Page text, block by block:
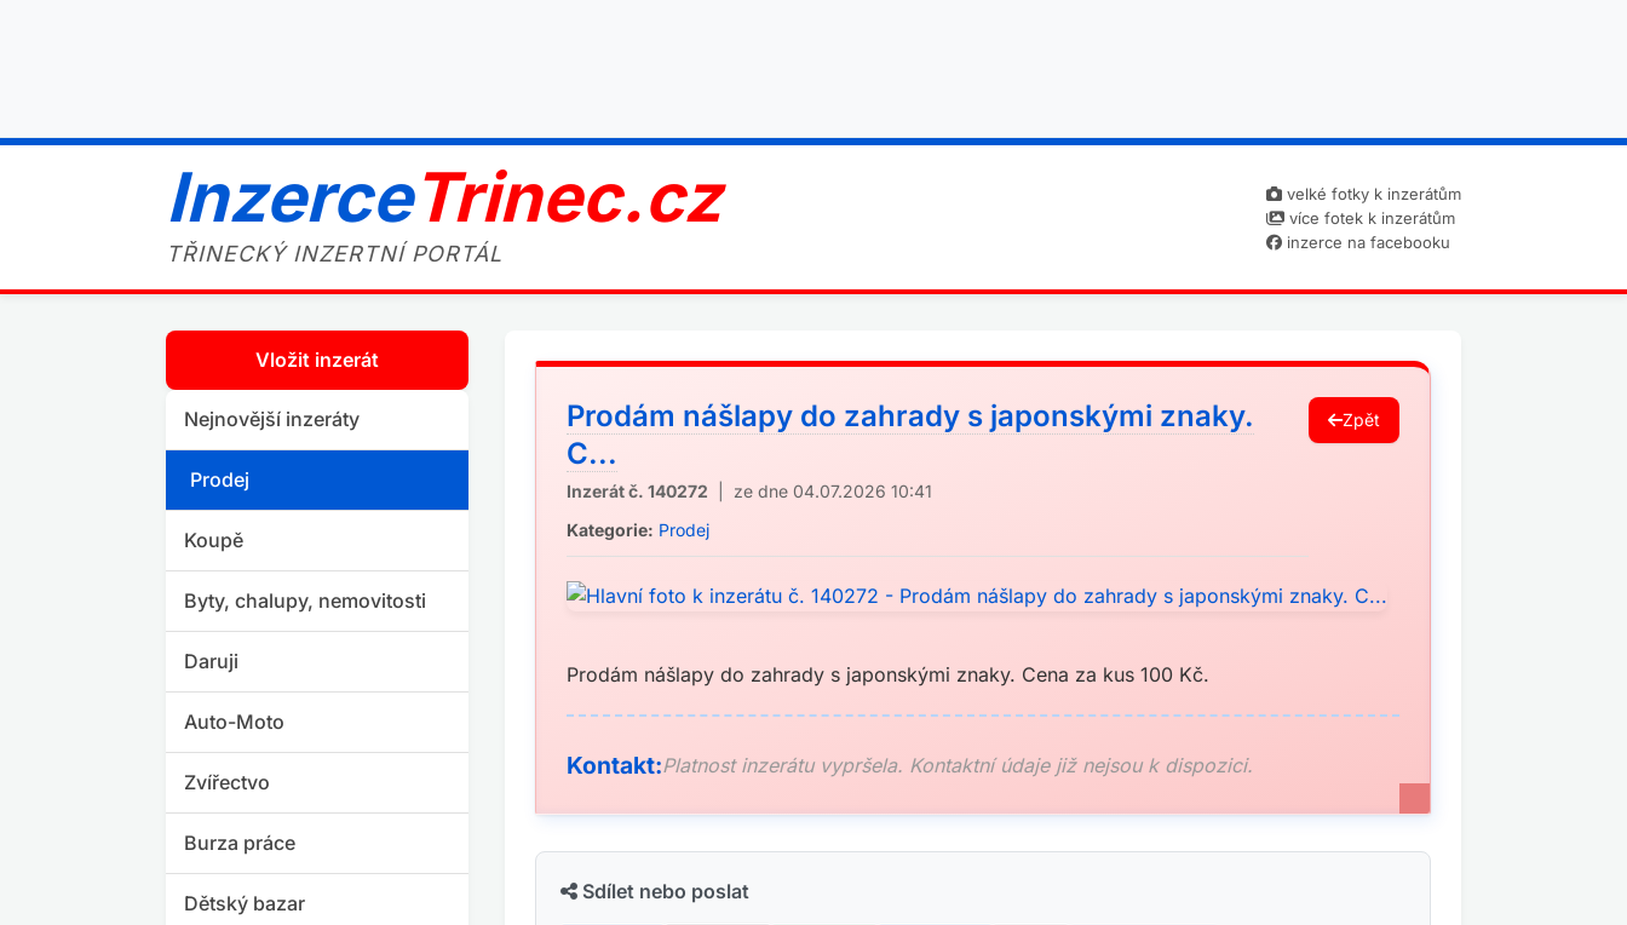
InzerceTrinec.cz
TŘINECKÝ INZERTNÍ PORTÁL
velké fotky k inzerátům
více fotek k inzerátům
inzerce na facebooku
Vložit inzerát
Nejnovější inzeráty
Prodej
Koupě
Byty, chalupy, nemovitosti
Daruji
Auto-Moto
Zvířectvo
Burza práce
Dětský bazar
Prodám nášlapy do zahrady s japonskými znaky.
C...
Inzerát č. 140272 | ze dne 04.07.2026 10:41
Kategorie: Prodej
Zpět
Prodám nášlapy do zahrady s japonskými znaky. Cena za kus 100 Kč.
Kontakt:Platnost inzerátu vypršela. Kontaktní údaje již nejsou k dispozici.
Sdílet nebo poslat